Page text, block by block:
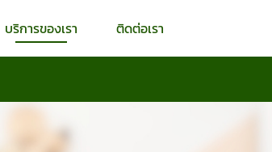
บริการของเรา ติดต่อเรา